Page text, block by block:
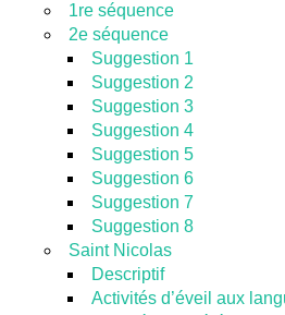
1re séquence
2e séquence
Suggestion 1
Suggestion 2
Suggestion 3
Suggestion 4
Suggestion 5
Suggestion 6
Suggestion 7
Suggestion 8
Saint Nicolas
Descriptif
Activités d’éveil aux